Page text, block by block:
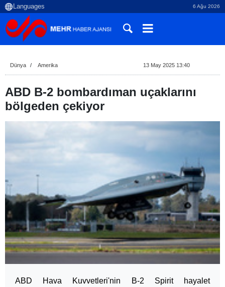
6 Ağu 2026
Dünya Amerika 13 May 2025 13:40
ABD B-2 bombardıman uçaklarını
bölgeden çekiyor
ABD Hava Kuvvetleri'nin B-2 Spirit hayalet